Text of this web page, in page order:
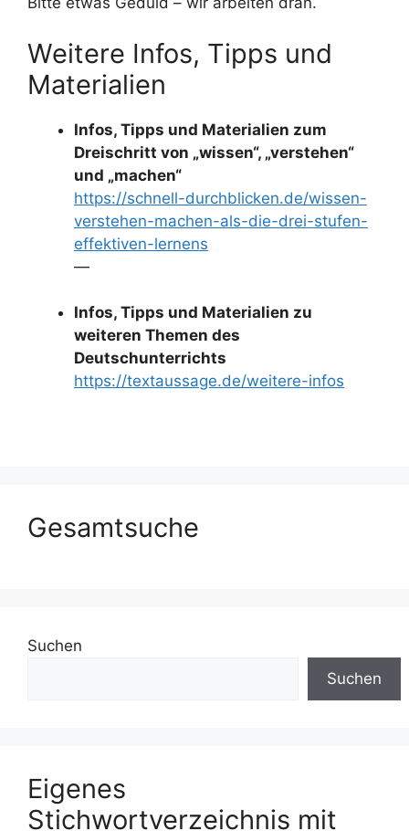
Weitere Infos, Tipps und
Materialien
Infos, Tipps und Materialien zum
Dreischritt von „wissen“, „verstehen“
und „machen“
https://schnell-durchblicken.de/wissen-
verstehen-machen-als-die-drei-stufen-
effektiven-lernens
—
Infos, Tipps und Materialien zu
weiteren Themen des
Deutschunterrichts
https://textaussage.de/weitere-infos
Gesamtsuche
Suchen
Suchen
Eigenes
Stichwortverzeichnis mit